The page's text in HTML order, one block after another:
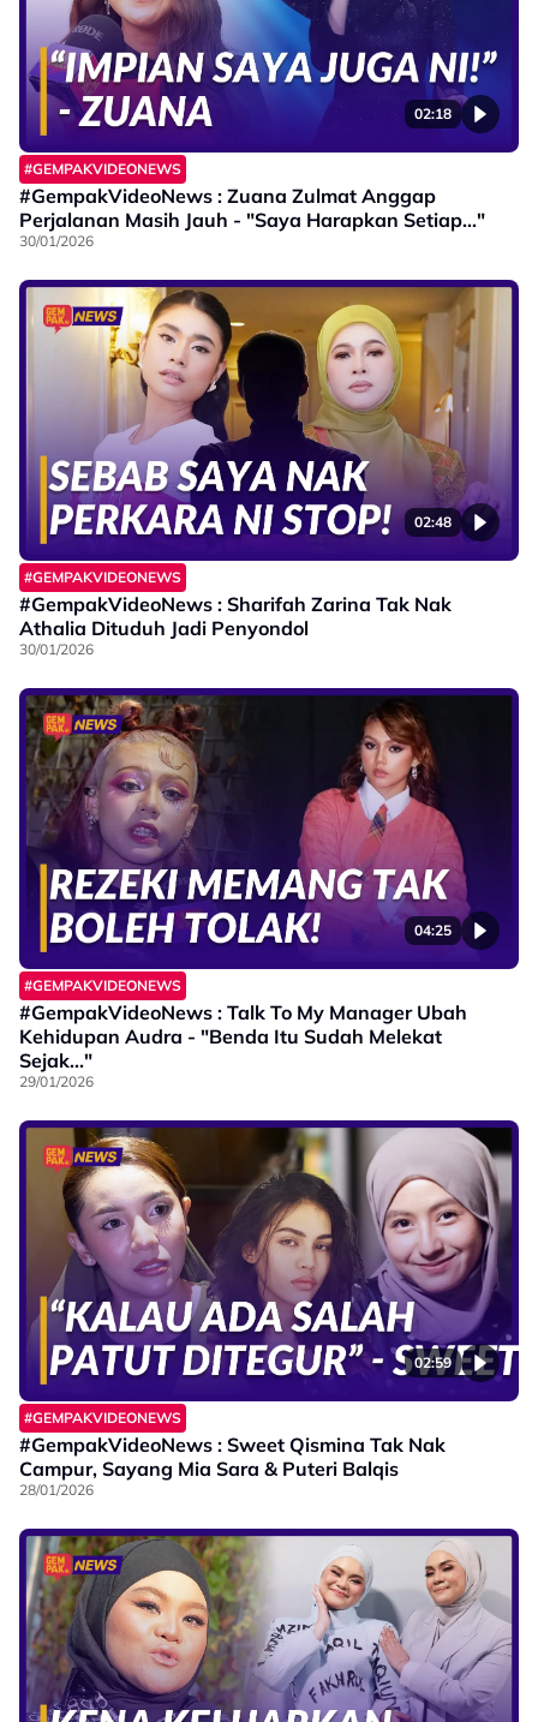
02:18
#GEMPAKVIDEONEWS
#GempakVideoNews : Zuana Zulmat Anggap
Perjalanan Masih Jauh - "Saya Harapkan Setiap..."
30/01/2026
02:48
#GEMPAKVIDEONEWS
#GempakVideoNews : Sharifah Zarina Tak Nak
Athalia Dituduh Jadi Penyondol
30/01/2026
04:25
#GEMPAKVIDEONEWS
#GempakVideoNews : Talk To My Manager Ubah
Kehidupan Audra - "Benda Itu Sudah Melekat
Sejak..."
29/01/2026
02:59
#GEMPAKVIDEONEWS
#GempakVideoNews : Sweet Qismina Tak Nak
Campur, Sayang Mia Sara & Puteri Balqis
28/01/2026